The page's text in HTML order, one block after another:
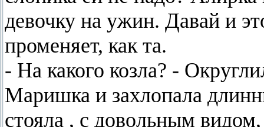
девочку на ужин. Давай и
променяет, как та.
- На какого козла? -
Маришка и захлопала
стояла , с довольным